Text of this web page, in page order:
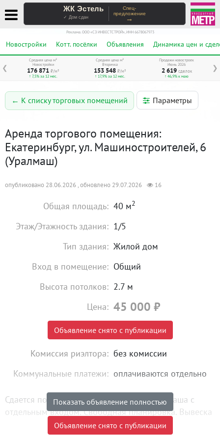
ЖК Эстель
✓ Дом сдан
Спец-
предложение
→
Реклама. ООО «СЗ ИНВЕСТСТРОЙ», ИНН 6678067973
Новостройки Котт. посёлки Объявления Динамика цен и
❮ ❯
Средняя цена м²
Новостройки
176 871 ₽/м²
↑ 7,5% за 12 мес.
Средняя цена м²
Вторичка
153 548 ₽/м²
↑ 17,9% за 12 мес.
Продажи новостроек
Июнь 2026
2 619 сделок
↑ 46,9% к маю
← К списку торговых помещений Параметры
Аренда торгового помещения:
Екатеринбург, ул. Машиностроителей, 6
(Уралмаш)
опубликовано 28.06.2026 , обновлено 29.07.2026 16
Общая площадь: 40 м2
Этаж/Этажность здания: 1/5
Тип здания: Жилой дом
Вход в помещение: Общий
Высота потолков: 2.7 м
Цена: 45 000 ₽
Объявление снято с публикации
Комиссия риэлтора: без комиссии
Коммунальные платежи: оплачиваются отдельно
Сдается помещение в самом центре Уралмаша с
отдельным входом. Свободная планировка. Вывеска
над входной группой.
Показать объявление полностью
Объявление снято с публикации